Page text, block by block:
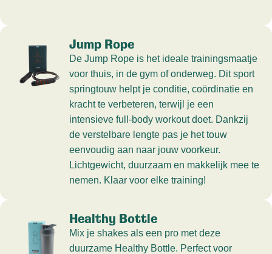
Jump Rope
De Jump Rope is het ideale trainingsmaatje
voor thuis, in de gym of onderweg. Dit sport
springtouw helpt je conditie, coördinatie en
kracht te verbeteren, terwijl je een
intensieve full-body workout doet. Dankzij
de verstelbare lengte pas je het touw
eenvoudig aan naar jouw voorkeur.
Lichtgewicht, duurzaam en makkelijk mee te
nemen. Klaar voor elke training!
Healthy Bottle
Mix je shakes als een pro met deze
duurzame Healthy Bottle. Perfect voor